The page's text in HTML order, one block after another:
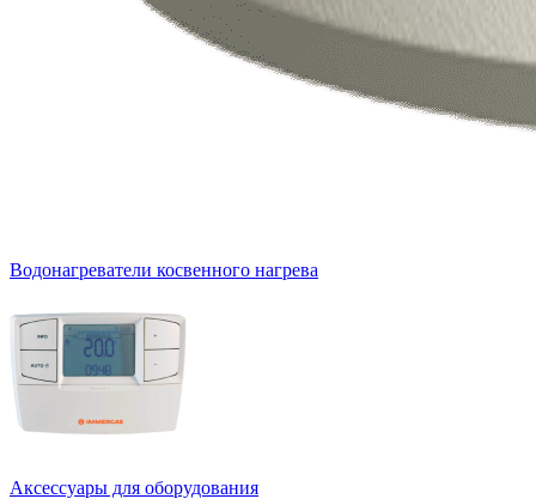
Водонагреватели косвенного нагрева
Аксессуары для оборудования